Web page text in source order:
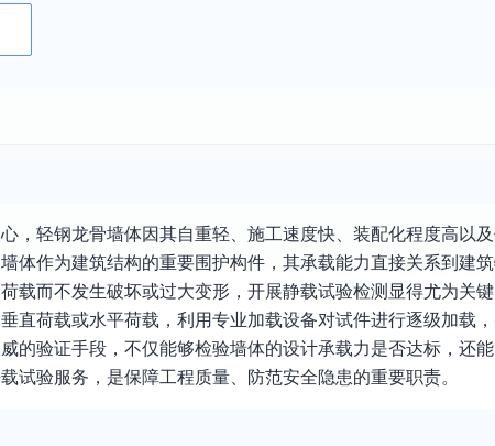
，轻钢龙骨墙体因其自重轻、施工速度快、装配化程度高以
体作为建筑结构的重要围护构件，其承载能力直接关系到建
载而不发生破坏或过大变形，开展静载试验检测显得尤为关键
直荷载或水平荷载，利用专业加载设备对试件进行逐级加载
的验证手段，不仅能够检验墙体的设计承载力是否达标，还
试验服务，是保障工程质量、防范安全隐患的重要职责。